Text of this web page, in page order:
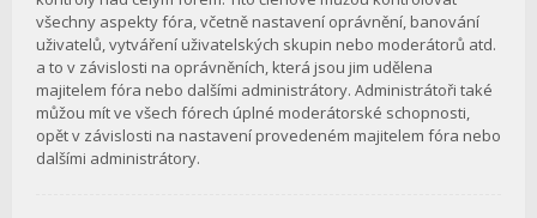
všechny aspekty fóra, včetně nastavení oprávnění, banování
uživatelů, vytváření uživatelských skupin nebo moderátorů atd.
a to v závislosti na oprávněních, která jsou jim udělena
majitelem fóra nebo dalšími administrátory. Administrátoři také
můžou mít ve všech fórech úplné moderátorské schopnosti,
opět v závislosti na nastavení provedeném majitelem fóra nebo
dalšími administrátory.